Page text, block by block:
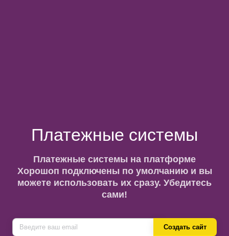
Платежные системы
Платежные системы на платформе
Хорошоп подключены по умолчанию и вы
можете использовать их сразу. Убедитесь
сами!
Создать сайт